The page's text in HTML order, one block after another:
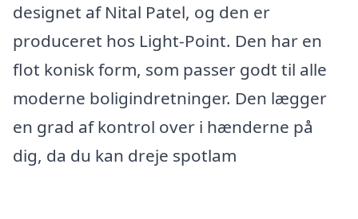
designet af Nital Patel, og den er
produceret hos Light-Point. Den har en
flot konisk form, som passer godt til alle
moderne boligindretninger. Den lægger
en grad af kontrol over i hænderne på
dig, da du kan dreje spotlam